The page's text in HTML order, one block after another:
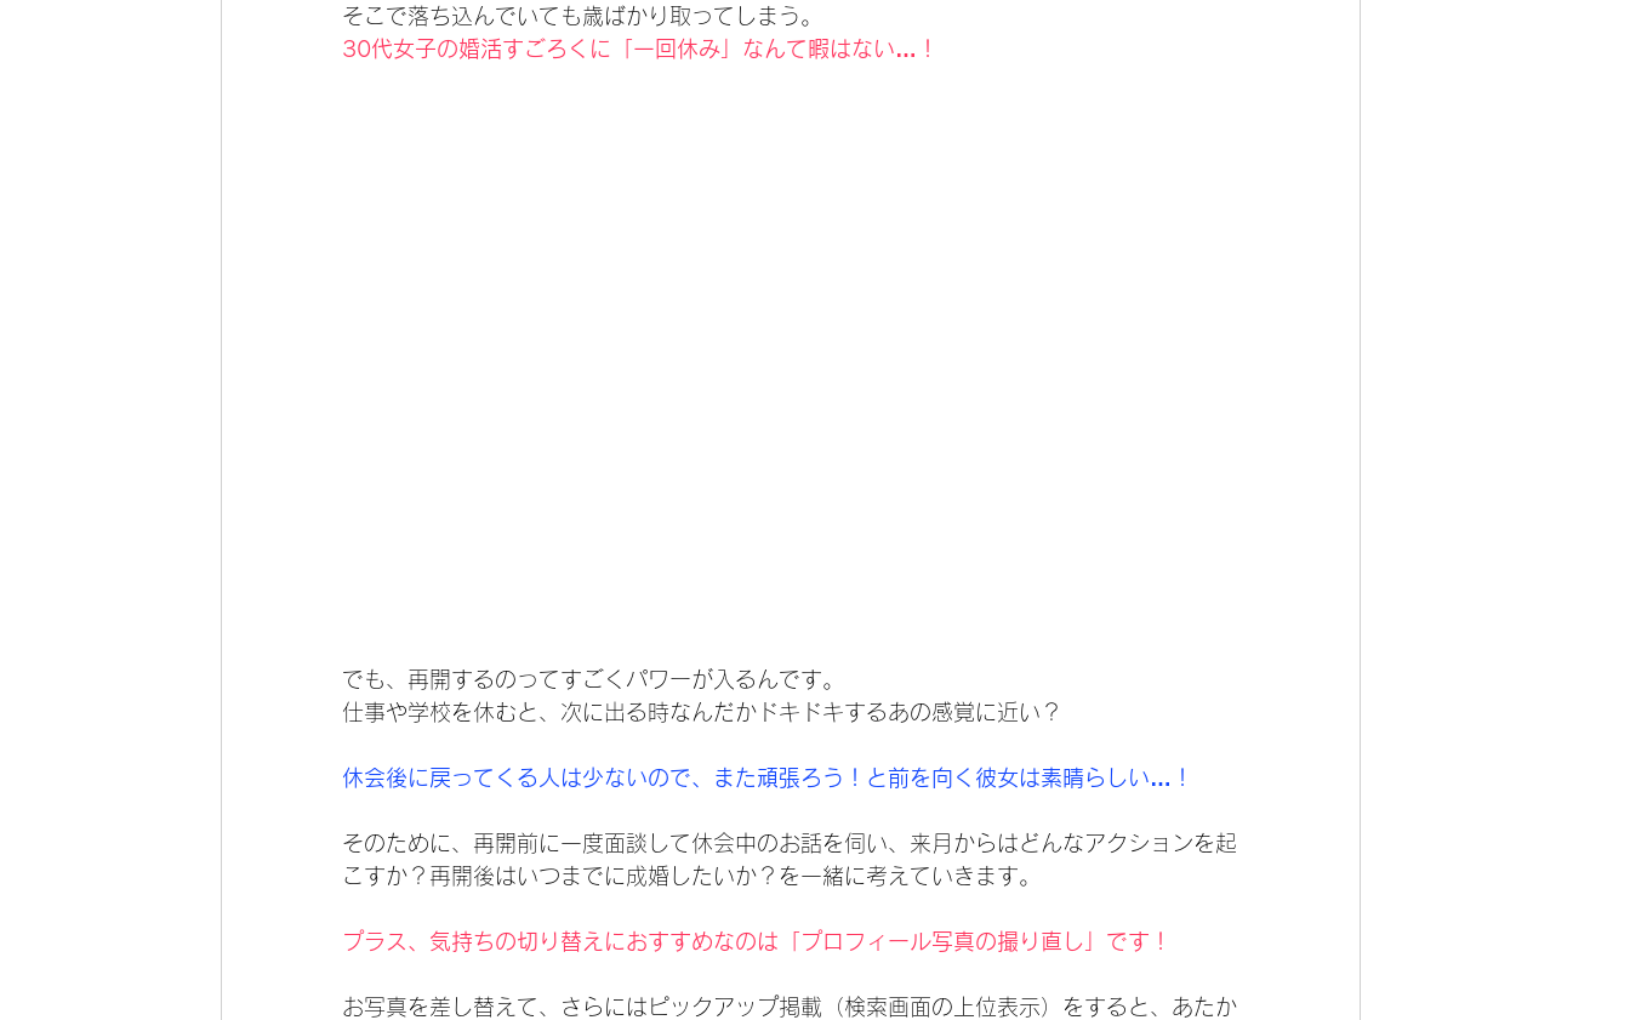
そこで落ち込んでいても歳ばかり取ってしまう。
30代女子の婚活すごろくに「一回休み」なんて暇はない…！
でも、再開するのってすごくパワーが入るんです。
仕事や学校を休むと、次に出る時なんだかドキドキするあの感覚に近い？
休会後に戻ってくる人は少ないので、また頑張ろう！と前を向く彼女は素晴らしい…！
そのために、再開前に一度面談して休会中のお話を伺い、来月からはどんなアクションを起
こすか？再開後はいつまでに成婚したいか？を一緒に考えていきます。
プラス、気持ちの切り替えにおすすめなのは「プロフィール写真の撮り直し」です！
お写真を差し替えて、さらにはピックアップ掲載（検索画面の上位表示）をすると、あたか